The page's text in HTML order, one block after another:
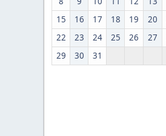
15
16 17 18 19 20
22
23 24 25 26 27
29
30 31